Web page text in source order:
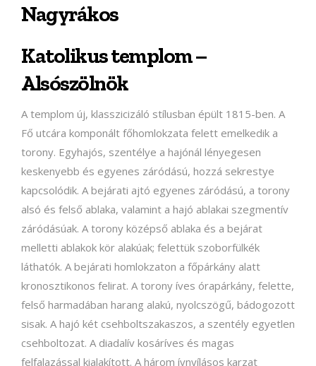
Nagyrákos
Katolikus templom –
Alsószölnök
A templom új, klasszicizáló stílusban épült 1815-ben. A
Fő utcára komponált főhomlokzata felett emelkedik a
torony. Egyhajós, szentélye a hajónál lényegesen
keskenyebb és egyenes záródású, hozzá sekrestye
kapcsolódik. A bejárati ajtó egyenes záródású, a torony
alsó és felső ablaka, valamint a hajó ablakai szegmentív
záródásúak. A torony középső ablaka és a bejárat
melletti ablakok kör alakúak; felettük szoborfülkék
láthatók. A bejárati homlokzaton a főpárkány alatt
kronosztikonos felirat. A torony íves órapárkány, felette,
felső harmadában harang alakú, nyolcszögű, bádogozott
sisak. A hajó két csehboltszakaszos, a szentély egyetlen
csehboltozat. A diadalív kosáríves és magas
felfalazással kialakított. A három ívnyílásos karzat